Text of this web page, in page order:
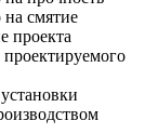
на смятие
проекта